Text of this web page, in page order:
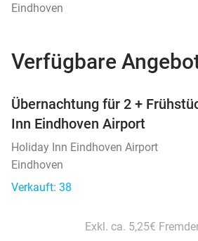
Eindhoven
Verfügbare
Übernachtung für 2 +
Inn Eindhoven Airport
Holiday Inn Eindhoven Airport
Eindhoven
Verkauft: 38
Exkl. ca. 5,25€